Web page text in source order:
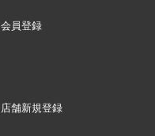
会員登録
店舗新規登録